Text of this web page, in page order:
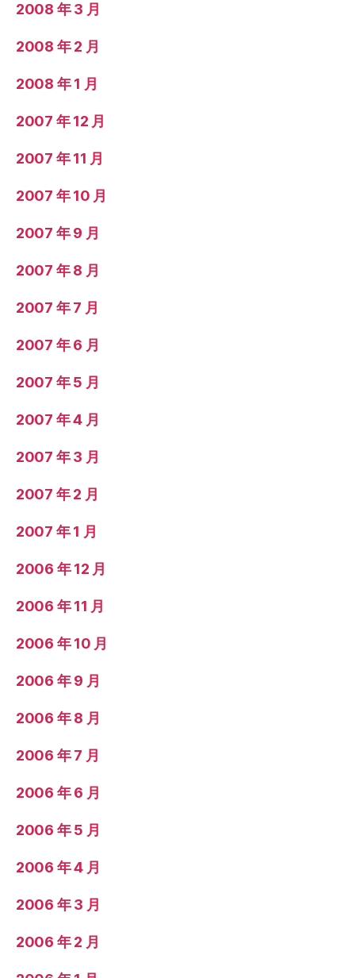
2008 年 3 月
2008 年 2 月
2008 年 1 月
2007 年 12 月
2007 年 11 月
2007 年 10 月
2007 年 9 月
2007 年 8 月
2007 年 7 月
2007 年 6 月
2007 年 5 月
2007 年 4 月
2007 年 3 月
2007 年 2 月
2007 年 1 月
2006 年 12 月
2006 年 11 月
2006 年 10 月
2006 年 9 月
2006 年 8 月
2006 年 7 月
2006 年 6 月
2006 年 5 月
2006 年 4 月
2006 年 3 月
2006 年 2 月